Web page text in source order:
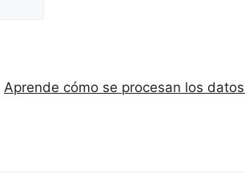
Aprende cómo se procesan los